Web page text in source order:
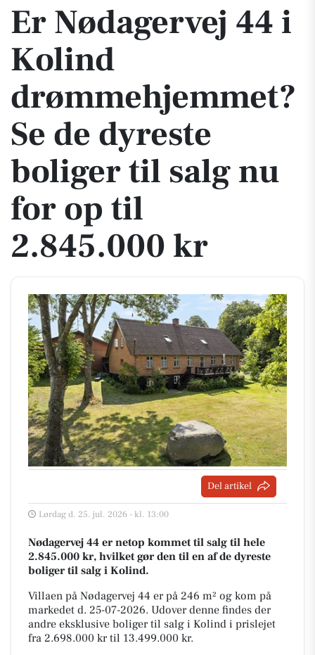
Er Nødagervej 44 i
Kolind
drømmehjemmet?
Se de dyreste
boliger til salg nu
for op til
2.845.000 kr
Del artikel
Lørdag d. 25. jul. 2026 - kl. 13:00
Nødagervej 44 er netop kommet til salg til hele
2.845.000 kr, hvilket gør den til en af de dyreste
boliger til salg i Kolind.
Villaen på Nødagervej 44 er på 246 m² og kom på
markedet d. 25-07-2026. Udover denne findes der
andre eksklusive boliger til salg i Kolind i prislejet
fra 2.698.000 kr til 13.499.000 kr.